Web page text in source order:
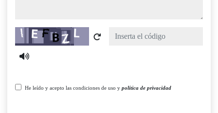
Captcha
He leído y acepto las condiciones de uso y política de privacidad